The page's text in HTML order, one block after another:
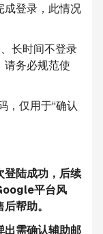
成登录，此情况
长时间不登录
请务必规范使
，仅用于“确认
陆成功，后续
平台风
帮助。
出需确认辅助邮